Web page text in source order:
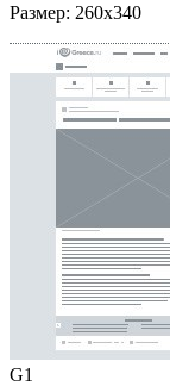
Размер: 260x340
G1